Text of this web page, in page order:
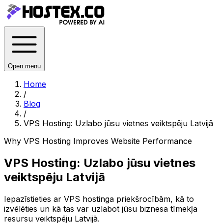
Open menu
Home
/
Blog
/
VPS Hosting: Uzlabo jūsu vietnes veiktspēju Latvijā
Why VPS Hosting Improves Website Performance
VPS Hosting: Uzlabo jūsu vietnes
veiktspēju Latvijā
Iepazīstieties ar VPS hostinga priekšrocībām, kā to
izvēlēties un kā tas var uzlabot jūsu biznesa tīmekļa
resursu veiktspēju Latvijā.